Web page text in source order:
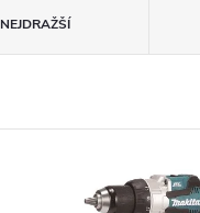
NEJDRAŽŠÍ